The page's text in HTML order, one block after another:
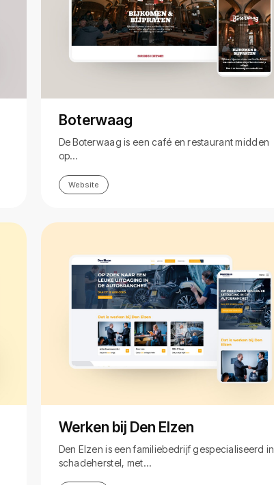
Boterwaag
De Boterwaag is een café en restaurant midden
op…
Website
Werken bij Den Elzen
Den Elzen is een familiebedrijf gespecialiseerd in
schadeherstel, met…